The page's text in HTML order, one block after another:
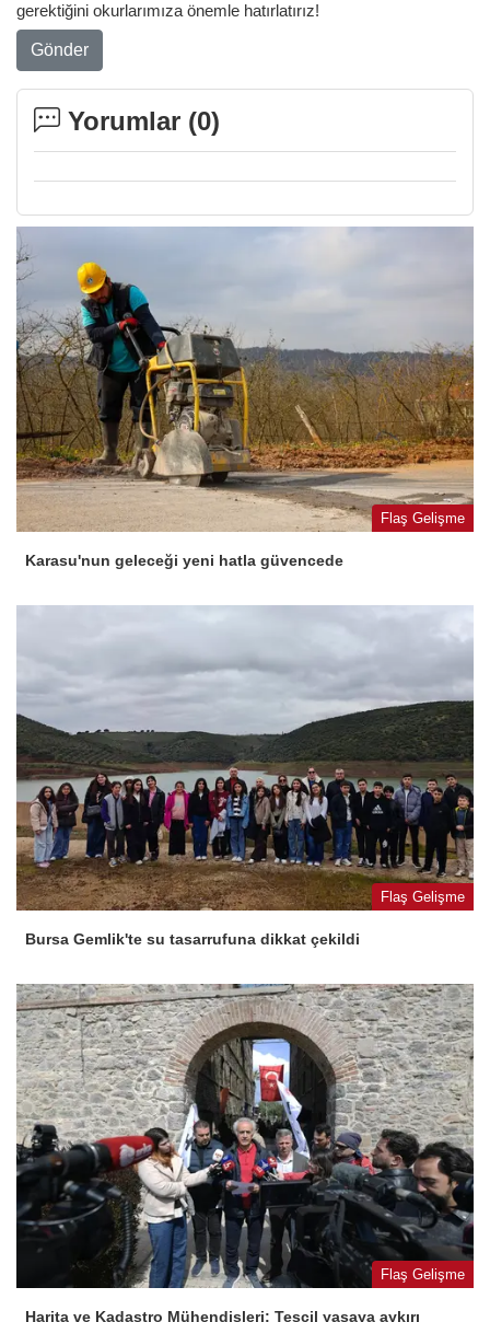
gerektiğini okurlarımıza önemle hatırlatırız!
Gönder
Yorumlar (0)
Flaş Gelişme
Karasu'nun geleceği yeni hatla güvencede
Flaş Gelişme
Bursa Gemlik'te su tasarrufuna dikkat çekildi
Flaş Gelişme
Harita ve Kadastro Mühendisleri: Tescil yasaya aykırı